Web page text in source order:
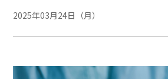
2025年03月24日（月）